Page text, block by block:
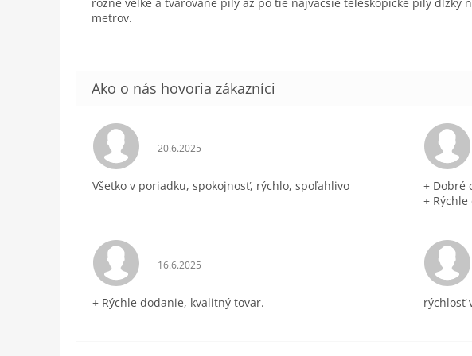
metrov.
Hodnotenie obchodu je 5 z 5 hviezdičiek.
20.6.2025
Všetko v poriadku, spokojnosť, rýchlo, spoľahlivo
+ Dobré
+
Hodnotenie obchodu je 5 z 5 hviezdičiek.
16.6.2025
+ Rýchle dodanie, kvalitný tovar. rýchlosť